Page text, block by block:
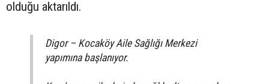
olduğu aktarıldı.
Digor – Kocaköy Aile Sağlığı Merkezi
yapımına başlanıyor.